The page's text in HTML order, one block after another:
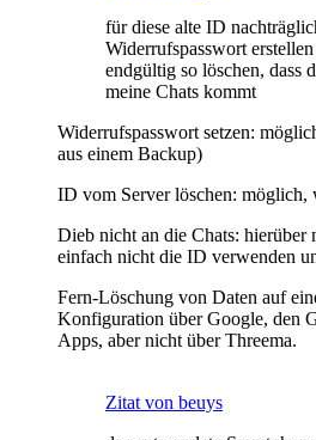
für diese alte ID
Widerrufspasswort
endgültig so löschen, dass
meine Chats kommt
Widerrufspasswort setzen:
aus einem Backup)
ID vom Server löschen: möglich,
Dieb nicht an die Chats:
einfach nicht die ID verwenden
Fern-Löschung von Daten auf
Konfiguration über Google, den
Apps, aber nicht über Threema.
Zitat von beuys